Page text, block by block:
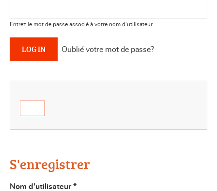
Entrez le mot de passe associé à votre nom d'utilisateur.
Oublié votre mot de passe?
S'enregistrer
Nom d'utilisateur*